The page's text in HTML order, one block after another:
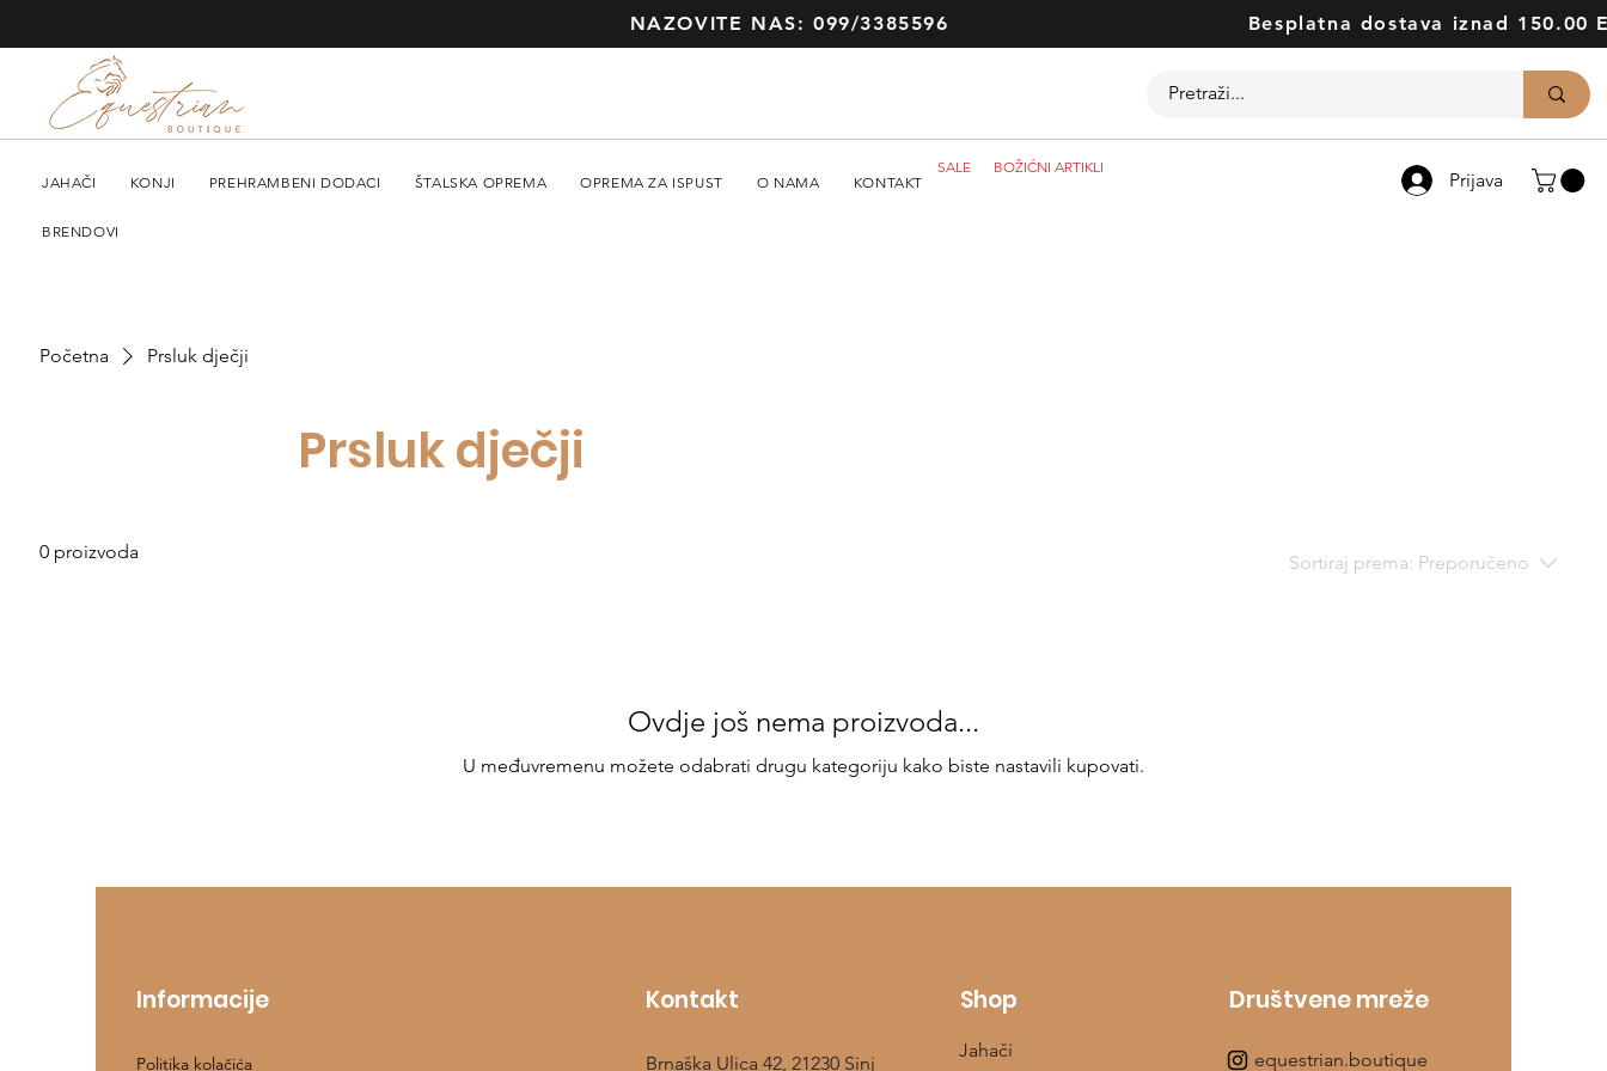
NAZOVITE NAS: 099/3385596 Besplatna dostava iznad 150.00
JAHAČI KONJI PREHRAMBENI DODACI ŠTALSKA OPREMA OPREMA ZA ISPUST O NAMA KONTAKT
BRENDOVI
SALE BOŽIĆNI ARTIKLI
Prijava
Početna Prsluk dječji
Prsluk dječji
0 proizvoda Sortiraj prema: Preporučeno
Ovdje još nema proizvoda...
U međuvremenu možete odabrati drugu kategoriju kako biste nastavili kupovati.
Informacije
Politika kolačića
Kontakt
Brnaška Ulica 42, 21230 Sinj
Shop
Jahači
Društvene mreže
equestrian.boutique